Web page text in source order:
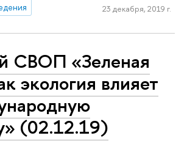
23 декабря, 2019 г.
СВОП «Зеленая
экология влияет
(02.12.19)